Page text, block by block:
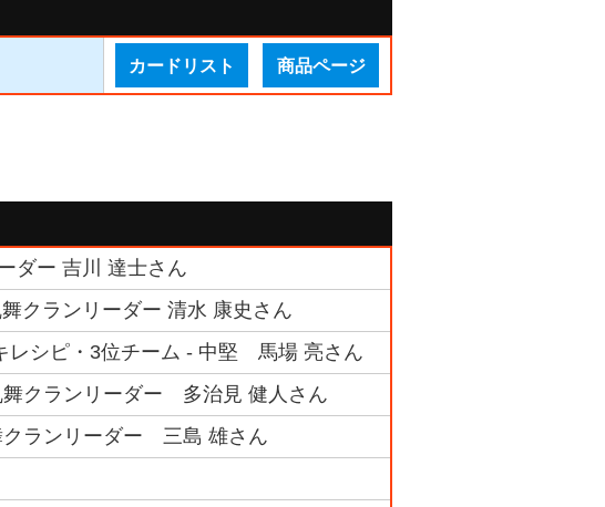
カードリスト 商品ページ
ダー 吉川 達士さん
クランリーダー 清水 康史さん
レシピ・3位チーム - 中堅 馬場 亮さん
舞クランリーダー 多治見 健人さん
クランリーダー 三島 雄さん